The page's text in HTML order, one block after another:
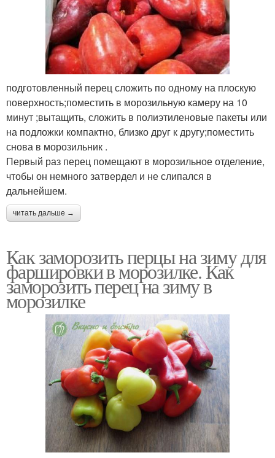
подготовленный перец сложить по одному на плоскую
поверхность;поместить в морозильную камеру на 10
минут ;вытащить, сложить в полиэтиленовые пакеты или
на подложки компактно, близко друг к другу;поместить
снова в морозильник .
Первый раз перец помещают в морозильное отделение,
чтобы он немного затвердел и не слипался в
дальнейшем.
читать дальше →
Как заморозить перцы на зиму для
фаршировки в морозилке. Как
заморозить перец на зиму в
морозилке